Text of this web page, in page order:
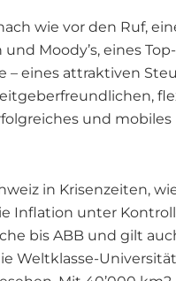
wie vor den Ruf,
Moody’s, eines
eines attraktiven
und mobiles
in Krisenzeiten,
Inflation unter
bis ABB und gilt
Weltklasse-